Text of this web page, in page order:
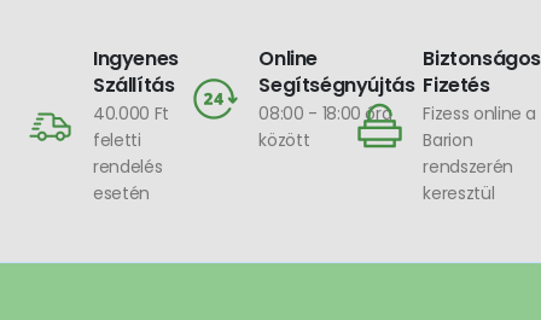
Ingyenes
Szállítás
40.000 Ft
feletti
rendelés
esetén
Online
Segítségnyújtás
08:00 - 18:00 óra
között
Biztonságos
Fizetés
Fizess online a
Barion
rendszerén
keresztül